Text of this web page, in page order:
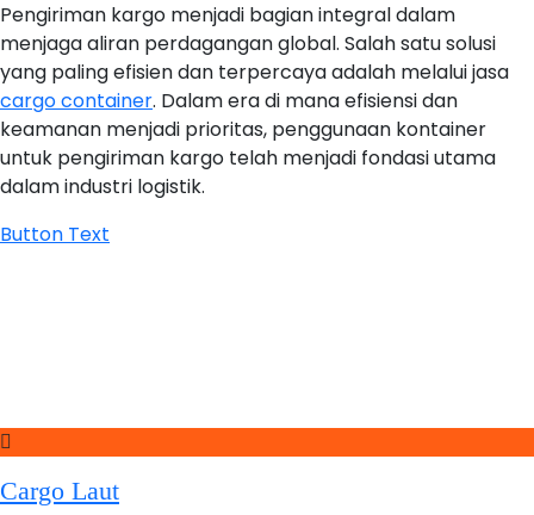
Pengiriman kargo menjadi bagian integral dalam
menjaga aliran perdagangan global. Salah satu solusi
yang paling efisien dan terpercaya adalah melalui jasa
cargo container. Dalam era di mana efisiensi dan
keamanan menjadi prioritas, penggunaan kontainer
untuk pengiriman kargo telah menjadi fondasi utama
dalam industri logistik.
Button Text
Cargo Laut